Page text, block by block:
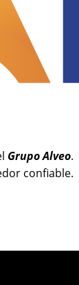
Grupo Alveo.
confiable.